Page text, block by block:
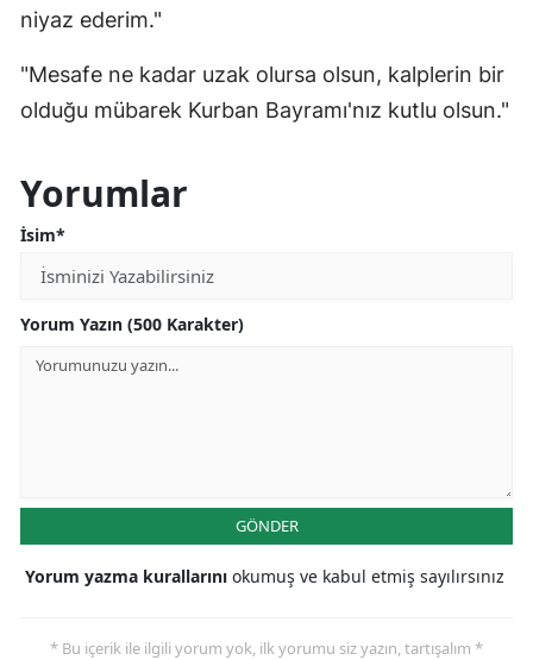
niyaz ederim."
"Mesafe ne kadar uzak olursa olsun, kalplerin bir
olduğu mübarek Kurban Bayramı'nız kutlu olsun."
Yorumlar
İsim*
Yorum Yazın (500 Karakter)
GÖNDER
Yorum yazma kurallarını okumuş ve kabul etmiş sayılırsınız
* Bu içerik ile ilgili yorum yok, ilk yorumu siz yazın, tartışalım *